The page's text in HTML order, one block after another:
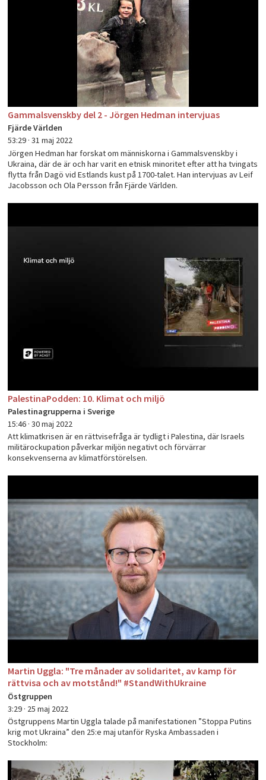
Gammalsvenskby del 2 - Jörgen Hedman intervjuas
Fjärde Världen
53:29 ·31 maj 2022
Jörgen Hedman har forskat om människorna i Gammalsvenskby i
Ukraina, där de är och har varit en etnisk minoritet efter att ha tvingats
flytta från Dagö vid Estlands kust på 1700-talet. Han intervjuas av Leif
Jacobsson och Ola Persson från Fjärde Världen.
PalestinaPodden: 10. Klimat och miljö
Palestinagrupperna i Sverige
15:46 ·30 maj 2022
Att klimatkrisen är en rättvisefråga är tydligt i Palestina, där Israels
militärockupation påverkar miljön negativt och förvärrar
konsekvenserna av klimatförstörelsen.
Martin Uggla: "Tre månader av solidaritet, av kamp för
rättvisa och av motstånd!" #StandWithUkraine
Östgruppen
3:29 · 25 maj 2022
Östgruppens Martin Uggla talade på manifestationen ”Stoppa Putins
krig mot Ukraina” den 25:e maj utanför Ryska Ambassaden i
Stockholm: